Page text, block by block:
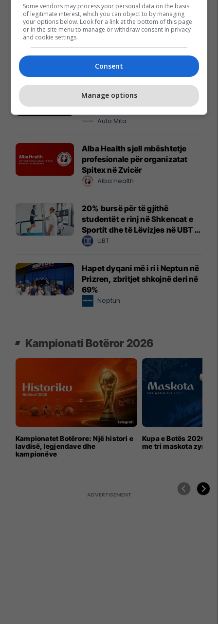
Promo Reklamo këtu
Modelet ekonomike të Dacia tani
në superofertën e verës – vetëm
4.5 euro për 100 km
Auto Mita
Alba Health sjell mbështetje
profesionale për organizatat
Spitex në Zvicër
Alba Health
20% bursë për të gjithë
studentët e rinj në Shkencat e
Sportit dhe të Lëvizjes në UBT –
vendet janë të limituara
UBT
Hapet dyqani më i ri i Neptun në
Prizren, zbritjet shkojnë deri në
69%
Neptun
Kampionati Botëror 2026
Kampionatet Botërore: Një histori e
lavdisë, legjendave dhe
kampionëve
Kupa e Botës 2026
me tri maskota zyrtare
Some vendors may process your personal data on the basis
of legitimate interest, which you can object to by managing
your options below. Look for a link at the bottom of this page
or in the site menu to manage or withdraw consent in privacy
and cookie settings.
Consent
Manage options